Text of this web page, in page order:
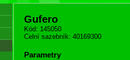
Gufero
Kód: 145050
Celní sazebník: 40169300
Parametry